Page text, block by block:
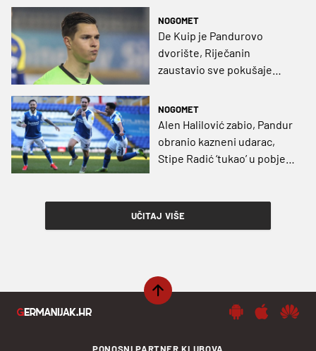
izbornika!
NOGOMET
De Kuip je Pandurovo
dvorište, Riječanin
zaustavio sve pokušaje
Halilović
NOGOMET
Alen Halilović zabio, Pandur
obranio kazneni udarac,
Stipe Radić ‘tukao’ u pobjedi
UČITAJ VIŠE